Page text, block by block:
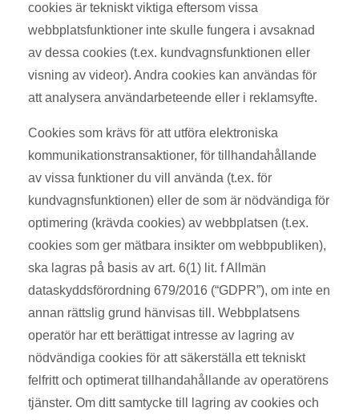
cookies är tekniskt viktiga eftersom vissa
webbplatsfunktioner inte skulle fungera i avsaknad
av dessa cookies (t.ex. kundvagnsfunktionen eller
visning av videor). Andra cookies kan användas för
att analysera användarbeteende eller i reklamsyfte.
Cookies som krävs för att utföra elektroniska
kommunikationstransaktioner, för tillhandahållande
av vissa funktioner du vill använda (t.ex. för
kundvagnsfunktionen) eller de som är nödvändiga för
optimering (krävda cookies) av webbplatsen (t.ex.
cookies som ger mätbara insikter om webbpubliken),
ska lagras på basis av art. 6(1) lit. f Allmän
dataskyddsförordning 679/2016 (“GDPR”), om inte en
annan rättslig grund hänvisas till. Webbplatsens
operatör har ett berättigat intresse av lagring av
nödvändiga cookies för att säkerställa ett tekniskt
felfritt och optimerat tillhandahållande av operatörens
tjänster. Om ditt samtycke till lagring av cookies och